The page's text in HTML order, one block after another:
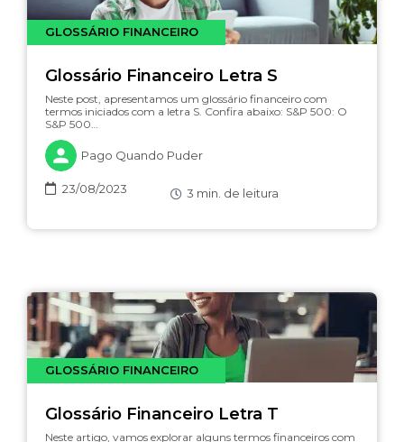
GLOSSÁRIO FINANCEIRO
Glossário Financeiro Letra S
Neste post, apresentamos um glossário financeiro com
termos iniciados com a letra S. Confira abaixo: S&P 500: O
S&P 500…
Pago Quando Puder
23/08/2023 3 min. de leitura
GLOSSÁRIO FINANCEIRO
Glossário Financeiro Letra T
Neste artigo, vamos explorar alguns termos financeiros com